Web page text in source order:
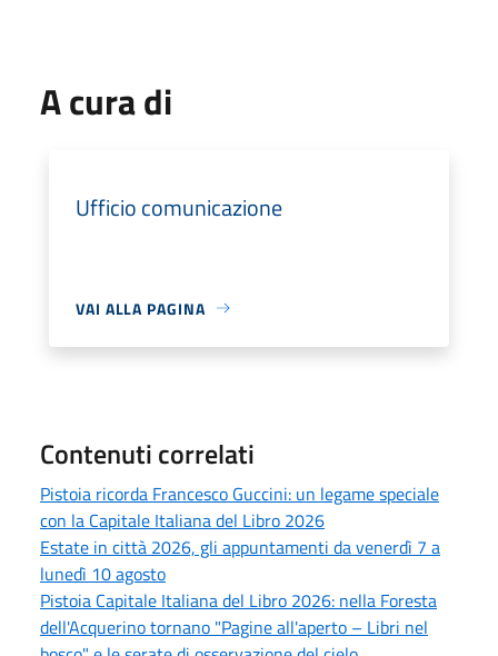
A cura di
Ufficio comunicazione
VAI ALLA PAGINA
Contenuti correlati
Pistoia ricorda Francesco Guccini: un legame speciale
con la Capitale Italiana del Libro 2026
Estate in città 2026, gli appuntamenti da venerdì 7 a
lunedì 10 agosto
Pistoia Capitale Italiana del Libro 2026: nella Foresta
dell'Acquerino tornano "Pagine all'aperto – Libri nel